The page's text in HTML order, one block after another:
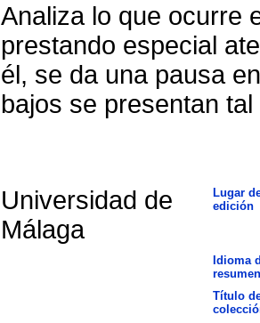
Analiza lo que ocurre
prestando especial
él, se da una pausa
bajos se presentan
Universidad de
Málaga
Lugar
edición
Idioma
resumen
Título